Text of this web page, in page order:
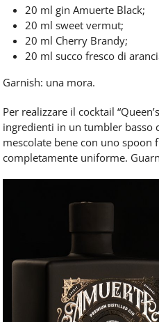
20 ml gin Amuerte Black;
20 ml sweet vermut;
20 ml Cherry Brandy;
20 ml succo fresco di
Garnish: una mora.
Per realizzare il cocktail
ingredienti in un tumbler basso
mescolate bene con uno
completamente uniforme.